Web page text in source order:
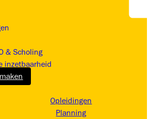
& Scholing
inzetbaarheid
Opleidingen
Planning